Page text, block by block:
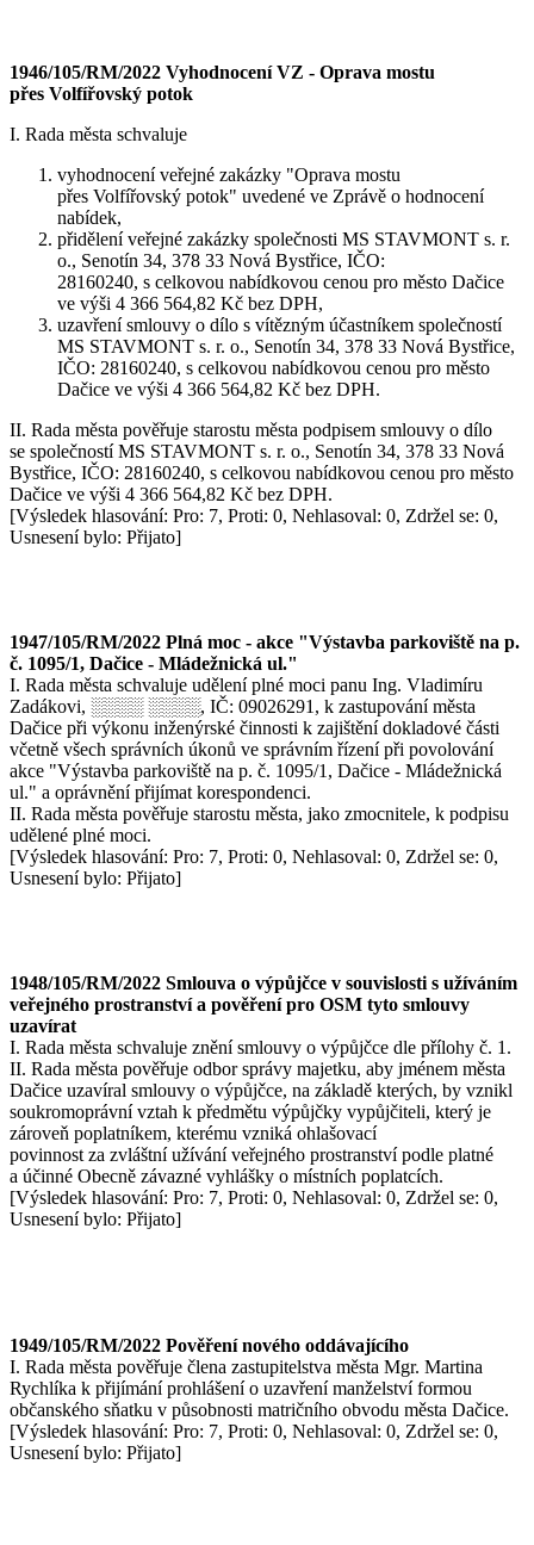
1946/105/RM/2022 Vyhodnocení VZ - Oprava mostu
přes Volfířovský potok
I. Rada města schvaluje
vyhodnocení veřejné zakázky "Oprava mostu
přes Volfířovský potok" uvedené ve Zprávě o hodnocení
nabídek,
přidělení veřejné zakázky společnosti MS STAVMONT s. r.
o., Senotín 34, 378 33 Nová Bystřice, IČO:
28160240, s celkovou nabídkovou cenou pro město Dačice
ve výši 4 366 564,82 Kč bez DPH,
uzavření smlouvy o dílo s vítězným účastníkem společností
MS STAVMONT s. r. o., Senotín 34, 378 33 Nová Bystřice,
IČO: 28160240, s celkovou nabídkovou cenou pro město
Dačice ve výši 4 366 564,82 Kč bez DPH.
II. Rada města pověřuje starostu města podpisem smlouvy o dílo
se společností MS STAVMONT s. r. o., Senotín 34, 378 33 Nová
Bystřice, IČO: 28160240, s celkovou nabídkovou cenou pro město
Dačice ve výši 4 366 564,82 Kč bez DPH.
[Výsledek hlasování: Pro: 7, Proti: 0, Nehlasoval: 0, Zdržel se: 0,
Usnesení bylo: Přijato]
1947/105/RM/2022 Plná moc - akce "Výstavba parkoviště na p.
č. 1095/1, Dačice - Mládežnická ul."
I. Rada města schvaluje udělení plné moci panu Ing. Vladimíru
Zadákovi, ░░░░ ░░░░, IČ: 09026291, k zastupování města
Dačice při výkonu inženýrské činnosti k zajištění dokladové části
včetně všech správních úkonů ve správním řízení při povolování
akce "Výstavba parkoviště na p. č. 1095/1, Dačice - Mládežnická
ul." a oprávnění přijímat korespondenci.
II. Rada města pověřuje starostu města, jako zmocnitele, k podpisu
udělené plné moci.
[Výsledek hlasování: Pro: 7, Proti: 0, Nehlasoval: 0, Zdržel se: 0,
Usnesení bylo: Přijato]
1948/105/RM/2022 Smlouva o výpůjčce v souvislosti s užíváním
veřejného prostranství a pověření pro OSM tyto smlouvy
uzavírat
I. Rada města schvaluje znění smlouvy o výpůjčce dle přílohy č. 1.
II. Rada města pověřuje odbor správy majetku, aby jménem města
Dačice uzavíral smlouvy o výpůjčce, na základě kterých, by vznikl
soukromoprávní vztah k předmětu výpůjčky vypůjčiteli, který je
zároveň poplatníkem, kterému vzniká ohlašovací
povinnost za zvláštní užívání veřejného prostranství podle platné
a účinné Obecně závazné vyhlášky o místních poplatcích.
[Výsledek hlasování: Pro: 7, Proti: 0, Nehlasoval: 0, Zdržel se: 0,
Usnesení bylo: Přijato]
1949/105/RM/2022 Pověření nového oddávajícího
I. Rada města pověřuje člena zastupitelstva města Mgr. Martina
Rychlíka k přijímání prohlášení o uzavření manželství formou
občanského sňatku v působnosti matričního obvodu města Dačice.
[Výsledek hlasování: Pro: 7, Proti: 0, Nehlasoval: 0, Zdržel se: 0,
Usnesení bylo: Přijato]